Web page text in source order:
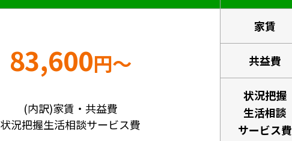
83,600円～
(内訳)家賃・共益費
状況把握生活相談サービス費
家賃
共益費
状況把握
生活相談
サービス費